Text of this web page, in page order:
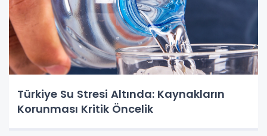
Türkiye Su Stresi Altında: Kaynakların
Korunması Kritik Öncelik